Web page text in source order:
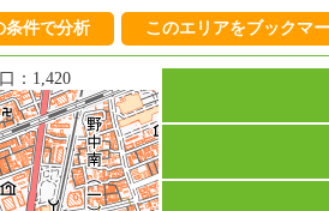
条件で分析 このエリアをブックマ
：1,420